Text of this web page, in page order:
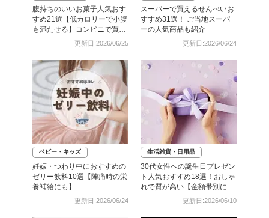
腹持ちのいいお菓子人気おす
すめ21選【低カロリーで小腹
も満たせる】コンビニで買え
更新日:2026/06/25
スーパーで買えるせんべいお
すすめ31選！ ご当地スーパ
ーの人気商品も紹介
更新日:2026/06/24
ベビー・キッズ
妊娠・つわり中におすすめの
ゼリー飲料10選【陣痛時の栄
養補給にも】
更新日:2026/06/24
生活雑貨・日用品
30代女性への誕生日プレゼン
ト人気おすすめ18選！おしゃ
れで質が高い【金額帯別に紹
更新日:2026/06/10